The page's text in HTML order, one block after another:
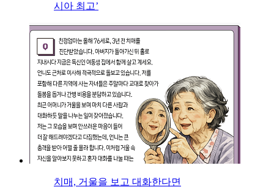
시아 최고’
치매, 거울을 보고 대화한다면